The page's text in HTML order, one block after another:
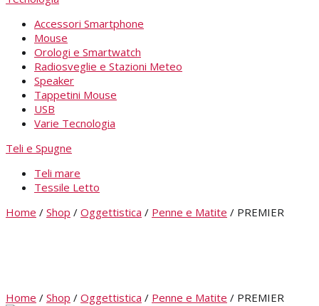
Accessori Smartphone
Mouse
Orologi e Smartwatch
Radiosveglie e Stazioni Meteo
Speaker
Tappetini Mouse
USB
Varie Tecnologia
Teli e Spugne
Teli mare
Tessile Letto
Home / Shop / Oggettistica / Penne e Matite / PREMIER
Home / Shop / Oggettistica / Penne e Matite / PREMIER